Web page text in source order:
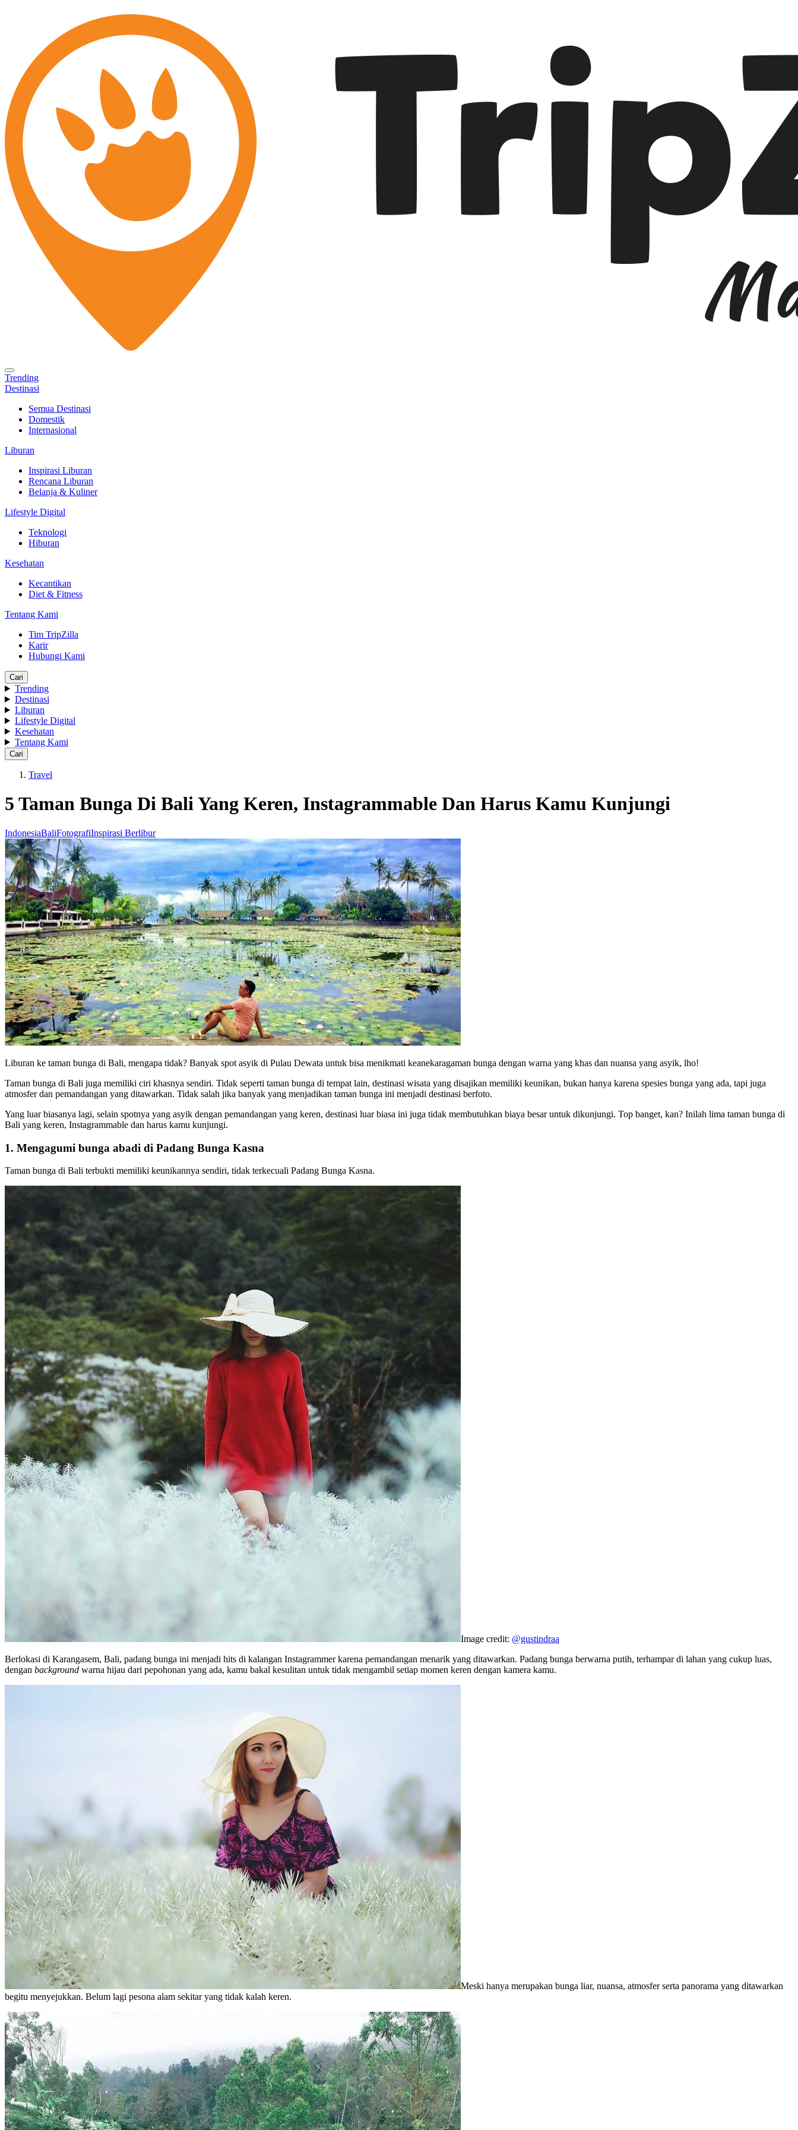
Trending
Destinasi
Semua Destinasi
Domestik
Internasional
Liburan
Inspirasi Liburan
Rencana Liburan
Belanja & Kuliner
Lifestyle Digital
Teknologi
Hiburan
Kesehatan
Kecantikan
Diet & Fitness
Tentang Kami
Tim TripZilla
Karir
Hubungi Kami
Cari
Trending
Destinasi
Liburan
Lifestyle Digital
Kesehatan
Tentang Kami
Cari
Travel
5 Taman Bunga Di Bali Yang Keren, Instagrammable Dan Harus Kamu Kunjungi
IndonesiaBaliFotografiInspirasi Berlibur
Liburan ke taman bunga di Bali, mengapa tidak? Banyak spot asyik di Pulau Dewata untuk bisa menikmati keanekaragaman bunga dengan warna yang khas dan nuansa yang asyik, lho!
Taman bunga di Bali juga memiliki ciri khasnya sendiri. Tidak seperti taman bunga di tempat lain, destinasi wisata yang disajikan memiliki keunikan, bukan hanya karena spesies bunga yang ada, tapi juga
atmosfer dan pemandangan yang ditawarkan. Tidak salah jika banyak yang menjadikan taman bunga ini menjadi destinasi berfoto.
Yang luar biasanya lagi, selain spotnya yang asyik dengan pemandangan yang keren, destinasi luar biasa ini juga tidak membutuhkan biaya besar untuk dikunjungi. Top banget, kan? Inilah lima taman bunga di
Bali yang keren, Instagrammable dan harus kamu kunjungi.
1. Mengagumi bunga abadi di Padang Bunga Kasna
Taman bunga di Bali terbukti memiliki keunikannya sendiri, tidak terkecuali Padang Bunga Kasna.
Image credit: @gustindraa
Berlokasi di Karangasem, Bali, padang bunga ini menjadi hits di kalangan Instagrammer karena pemandangan menarik yang ditawarkan. Padang bunga berwarna putih, terhampar di lahan yang cukup luas,
dengan background warna hijau dari pepohonan yang ada, kamu bakal kesulitan untuk tidak mengambil setiap momen keren dengan kamera kamu.
Meski hanya merupakan bunga liar, nuansa, atmosfer serta panorama yang ditawarkan
begitu menyejukkan. Belum lagi pesona alam sekitar yang tidak kalah keren.